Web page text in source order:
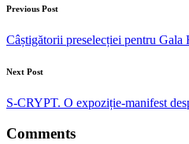
Previous Post
Câștigătorii preselecției pentru
Next Post
S-CRYPT. O expoziție-manifest
Comments